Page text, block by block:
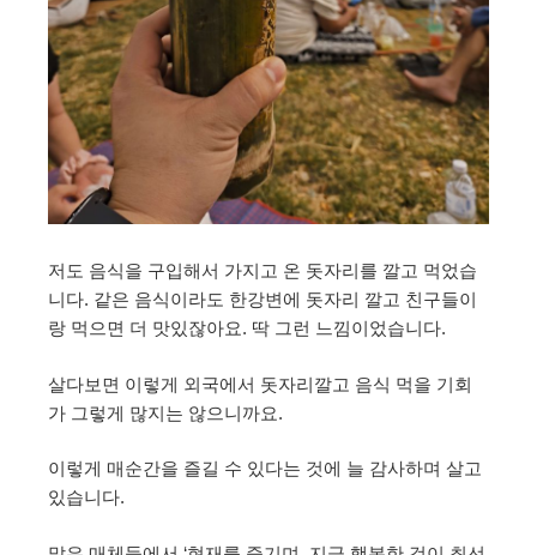
저도 음식을 구입해서 가지고 온 돗자리를 깔고 먹었습
니다. 같은 음식이라도 한강변에 돗자리 깔고 친구들이
랑 먹으면 더 맛있잖아요. 딱 그런 느낌이었습니다.
살다보면 이렇게 외국에서 돗자리깔고 음식 먹을 기회
가 그렇게 많지는 않으니까요.
이렇게 매순간을 즐길 수 있다는 것에 늘 감사하며 살고
있습니다.